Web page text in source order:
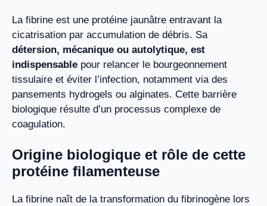
La fibrine est une protéine jaunâtre entravant la
cicatrisation par accumulation de débris. Sa
détersion, mécanique ou autolytique, est
indispensable pour relancer le bourgeonnement
tissulaire et éviter l’infection, notamment via des
pansements hydrogels ou alginates. Cette barrière
biologique résulte d’un processus complexe de
coagulation.
Origine biologique et rôle de cette
protéine filamenteuse
La fibrine naît de la transformation du fibrinogène lors